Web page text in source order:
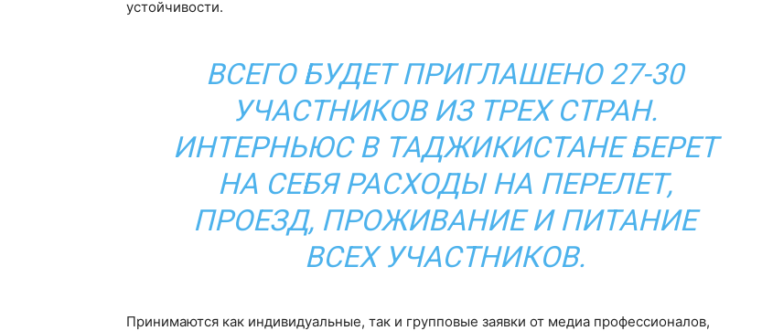
устойчивости.
ВСЕГО БУДЕТ ПРИГЛАШЕНО 27-30
УЧАСТНИКОВ ИЗ ТРЕХ СТРАН.
ИНТЕРНЬЮС В ТАДЖИКИСТАНЕ БЕРЕТ
НА СЕБЯ РАСХОДЫ НА ПЕРЕЛЕТ,
ПРОЕЗД, ПРОЖИВАНИЕ И ПИТАНИЕ
ВСЕХ УЧАСТНИКОВ.
Принимаются как индивидуальные, так и групповые заявки от медиа профессионалов,